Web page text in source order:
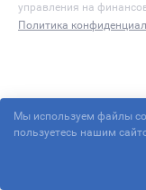
Мы используем файлы
пользуетесь нашим
управления на
Политика